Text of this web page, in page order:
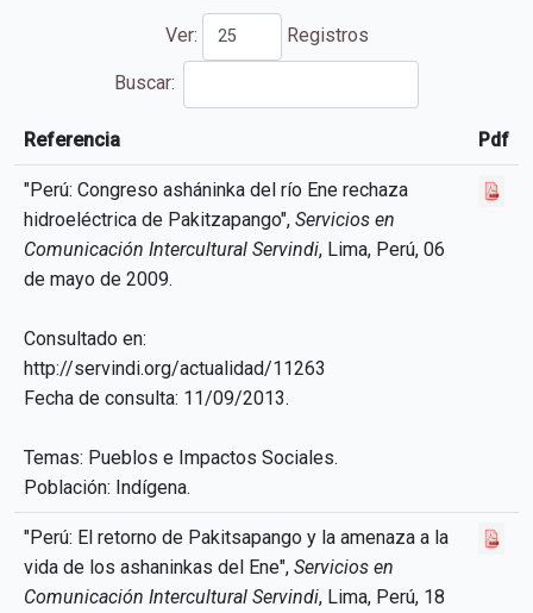
Ver: Registros
Buscar:
Referencia
Pdf
Referencia
Pdf
"Perú: Congreso asháninka del río Ene rechaza
hidroeléctrica de Pakitzapango", Servicios en
Comunicación Intercultural Servindi, Lima, Perú, 06
de mayo de 2009.
Consultado en:
http://servindi.org/actualidad/11263
Fecha de consulta: 11/09/2013.
Temas: Pueblos e Impactos Sociales.
Población: Indígena.
"Perú: El retorno de Pakitsapango y la amenaza a la
vida de los ashaninkas del Ene", Servicios en
Comunicación Intercultural Servindi, Lima, Perú, 18